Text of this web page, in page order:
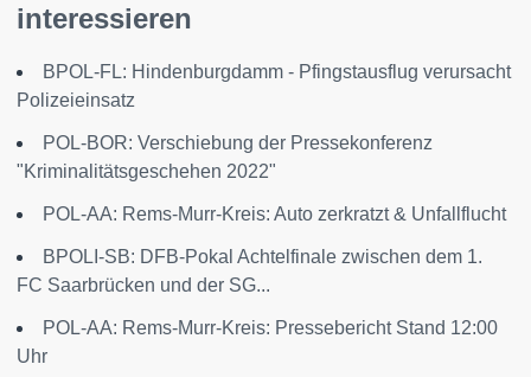
interessieren
BPOL-FL: Hindenburgdamm - Pfingstausflug verursacht
Polizeieinsatz
POL-BOR: Verschiebung der Pressekonferenz
"Kriminalitätsgeschehen 2022"
POL-AA: Rems-Murr-Kreis: Auto zerkratzt & Unfallflucht
BPOLI-SB: DFB-Pokal Achtelfinale zwischen dem 1.
FC Saarbrücken und der SG...
POL-AA: Rems-Murr-Kreis: Pressebericht Stand 12:00
Uhr